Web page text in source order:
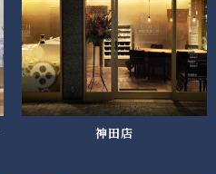
神田店